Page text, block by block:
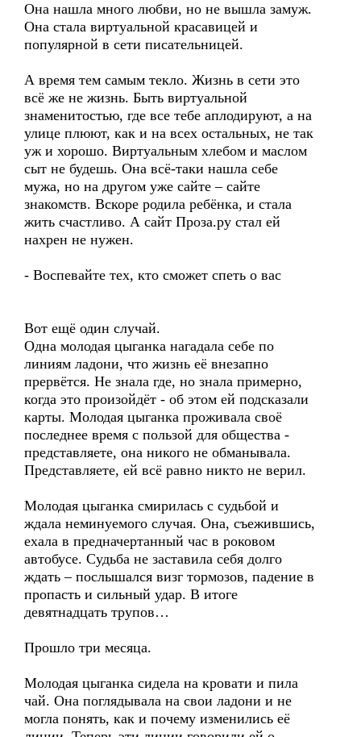
Она нашла много любви, но не вышла замуж.
Она стала виртуальной красавицей и
популярной в сети писательницей.
А время тем самым текло. Жизнь в сети это
всё же не жизнь. Быть виртуальной
знаменитостью, где все тебе аплодируют, а на
улице плюют, как и на всех остальных, не так
уж и хорошо. Виртуальным хлебом и маслом
сыт не будешь. Она всё-таки нашла себе
мужа, но на другом уже сайте – сайте
знакомств. Вскоре родила ребёнка, и стала
жить счастливо. А сайт Проза.ру стал ей
нахрен не нужен.
- Воспевайте тех, кто сможет спеть о вас
Вот ещё один случай.
Одна молодая цыганка нагадала себе по
линиям ладони, что жизнь её внезапно
прервётся. Не знала где, но знала примерно,
когда это произойдёт - об этом ей подсказали
карты. Молодая цыганка проживала своё
последнее время с пользой для общества -
представляете, она никого не обманывала.
Представляете, ей всё равно никто не верил.
Молодая цыганка смирилась с судьбой и
ждала неминуемого случая. Она, съежившись,
ехала в предначертанный час в роковом
автобусе. Судьба не заставила себя долго
ждать – послышался визг тормозов, падение в
пропасть и сильный удар. В итоге
девятнадцать трупов…
Прошло три месяца.
Молодая цыганка сидела на кровати и пила
чай. Она поглядывала на свои ладони и не
могла понять, как и почему изменились её